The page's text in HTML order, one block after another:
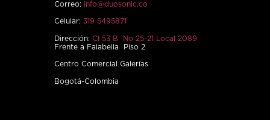
Correo: info@duosonic.co
Celular: 319 5495871
Dirección: Cl 53 B No 25-21 Local 2089
Frente a Falabella Piso 2
Centro Comercial Galerías
Bogotá-Colombia